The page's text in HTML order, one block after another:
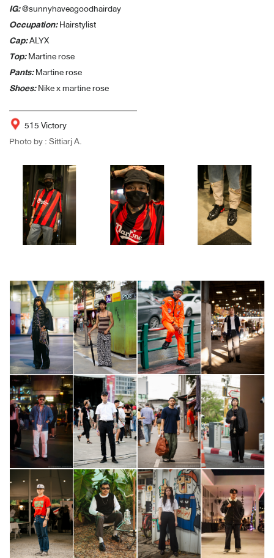
IG:@sunnyhaveagoodhairday
Occupation:Hairstylist
Cap:ALYX
Top:Martine rose
Pants:Martine rose
Shoes:Nike x martine rose
515 Victory
Photo by : Sittiarj A.